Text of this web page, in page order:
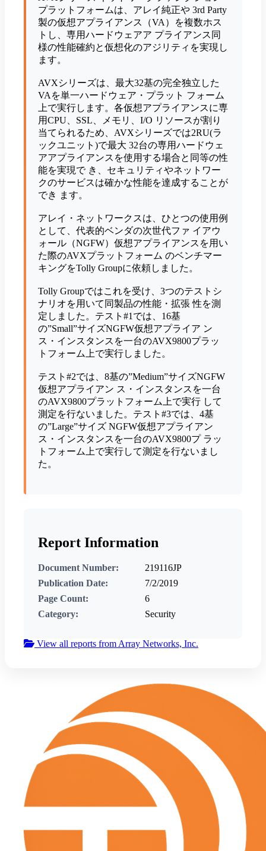
プラットフォームは、アレイ純正や 3rd Party
製の仮想アプライアンス（VA）を複数ホス
トし、専用ハードウェアア プライアンス同
様の性能確約と仮想化のアジリティを実現し
ます。
AVXシリーズは、最大32基の完全独立した
VAを単一ハードウェア・プラット フォーム
上で実行します。各仮想アプライアンスに専
用CPU、SSL、メモリ、I/O リソースが割り
当てられるため、AVXシリーズでは2RU(ラ
ックユニット)で最大 32台の専用ハードウェ
アアプライアンスを使用する場合と同等の性
能を実現で き、セキュリティやネットワー
クのサービスは確かな性能を達成することが
でき ます。
アレイ・ネットワークスは、ひとつの使用例
として、代表的ベンダの次世代ファ イアウ
ォール（NGFW）仮想アプライアンスを用い
た際のAVXプラットフォーム のベンチマー
キングをTolly Groupに依頼しました。
Tolly Groupではこれを受け、3つのテストシ
ナリオを用いて同製品の性能・拡張 性を測
定しました。テスト#1では、16基
の”Small”サイズNGFW仮想アプライア ン
ス・インスタンスを一台のAVX9800プラッ
トフォーム上で実行しました。
テスト#2では、8基の”Medium”サイズNGFW
仮想アプライアン ス・インスタンスを一台
のAVX9800プラットフォーム上で実行 して
測定を行ないました。テスト#3では、4基
の”Large”サイズ NGFW仮想アプライアン
ス・インスタンスを一台のAVX9800プ ラッ
トフォーム上で実行して測定を行ないまし
た。
Report Information
Document Number:
219116JP
Publication Date:
7/2/2019
Page Count:
6
Category:
Security
View all reports from Array Networks, Inc.